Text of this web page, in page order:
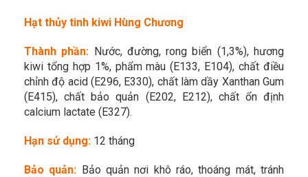
Hạt thủy tinh kiwi Hùng Chương
Thành phần: Nước, đường, rong biển (1,3%), hương
kiwi tổng hợp 1%, phẩm màu (E133, E104), chất điều
chỉnh độ acid (E296, E330), chất làm dầy Xanthan Gum
(E415), chất bảo quản (E202, E212), chất ổn định
calcium lactate (E327).
Hạn sử dụng: 12 tháng
Bảo quản: Bảo quản nơi khô ráo, thoáng mát, tránh